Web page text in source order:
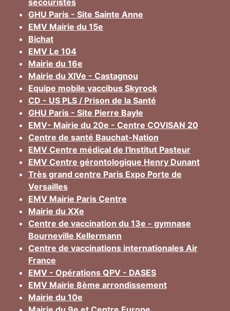
GHU Paris - Site Sainte Anne
EMV Mairie du 15e
Bichat
EMV Le 104
Mairie du 16e
Mairie du XIVe - Castagnou
Equipe mobile vaccibus Skyrock
CD - US PLS / Prison de la Santé
GHU Paris - Site Pierre Bayle
EMV- Mairie du 20e - Centre COVISAN 20
Centre de santé Bauchat-Nation
EMV Centre médical de l'Institut Pasteur
EMV Centre gérontologique Henry Dunant
Très grand centre Paris Expo Porte de
Versailles
EMV Mairie Paris Centre
Mairie du XXe
Centre de vaccination du 13e - gymnase
Bourneville Kellermann
Centre de vaccinations internationales Air
France
EMV - Opérations QPV - DASES
EMV Mairie 8ème arrondissement
Mairie du 10e